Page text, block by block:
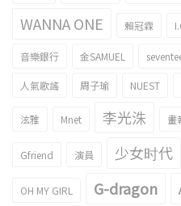
WANNA ONE 賴冠霖
音樂銀行 金SAMUEL
人氣歌謠 周子瑜 NUEST
泫雅 Mnet 李光洙 畫
Gfriend 演員 少女时代
OH MY GIRL G-dragon